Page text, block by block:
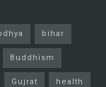
bihar
Buddhism
Gujrat health